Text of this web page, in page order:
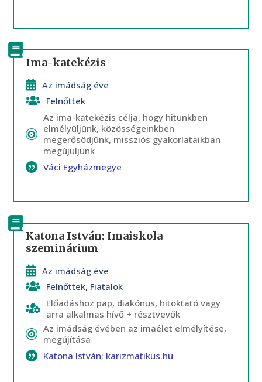
Ima-katekézis
Az imádság éve
Felnőttek
Az ima-katekézis célja, hogy hitünkben
elmélyüljünk, közösségeinkben
megerősödjünk, missziós gyakorlataikban
megújuljunk
Váci Egyházmegye
Katona István: Imaiskola
szeminárium
Az imádság éve
Felnőttek, Fiatalok
Előadáshoz pap, diakónus, hitoktató vagy
arra alkalmas hívő + résztvevők
Az imádság évében az imaélet elmélyítése,
megújítása
Katona István; karizmatikus.hu